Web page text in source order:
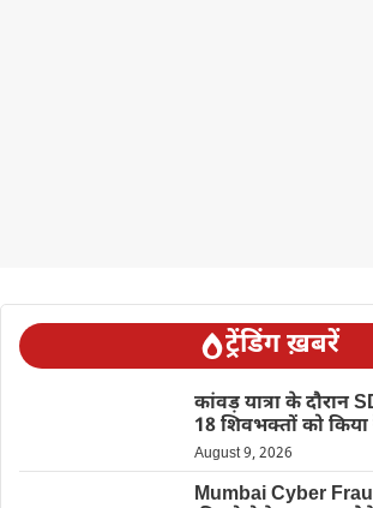
ट्रेंडिंग ख़बरें
कांवड़ यात्रा के दौरान
18 शिवभक्तों को किया
August 9, 2026
Mumbai Cyber